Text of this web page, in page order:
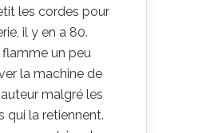
les cordes pour
il y en a 80.
flamme un peu
la machine de
malgré les
qui la retiennent.